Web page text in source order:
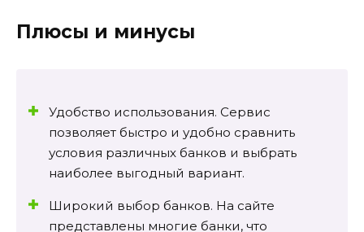
Плюсы и минусы
Удобство использования. Сервис
позволяет быстро и удобно сравнить
условия различных банков и выбрать
наиболее выгодный вариант.
Широкий выбор банков. На сайте
представлены многие банки, что